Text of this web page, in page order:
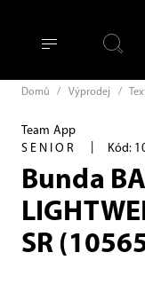
Domů / Výprodej /
Team App
SENIOR
Kód:
Bunda
SR